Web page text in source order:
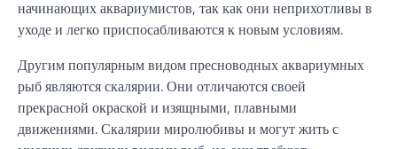
начинающих аквариумистов, так как они неприхотливы в
уходе и легко приспосабливаются к новым условиям.
Другим популярным видом пресноводных аквариумных
рыб являются скалярии. Они отличаются своей
прекрасной окраской и изящными, плавными
движениями. Скалярии миролюбивы и могут жить с